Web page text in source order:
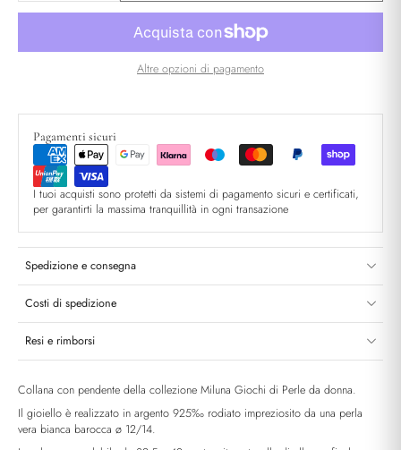
Altre opzioni di pagamento
Pagamenti sicuri
I tuoi acquisti sono protetti da sistemi di pagamento sicuri e certificati,
per garantirti la massima tranquillità in ogni transazione
Spedizione e consegna
Costi di spedizione
Resi e rimborsi
Collana con pendente della collezione Miluna Giochi di Perle da donna.
Il gioiello è realizzato in argento 925‰ rodiato impreziosito da una perla
vera bianca barocca ø 12/14.